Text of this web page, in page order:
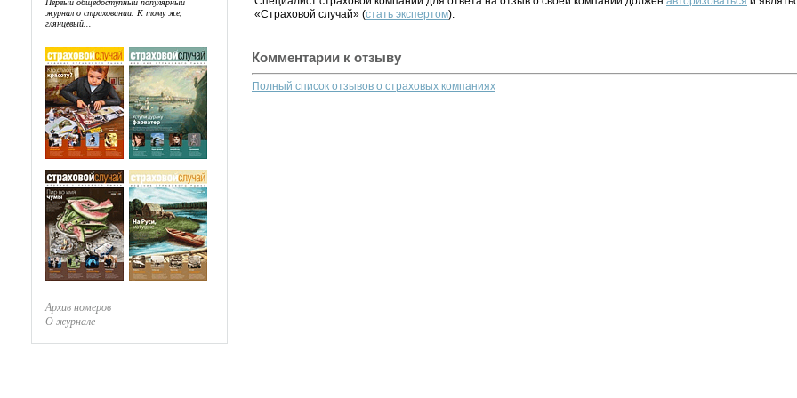
журнал о страховании. К тому же,
глянцевый...
Архив номеров
О журнале
«Страховой случай» (стать экспертом).
Комментарии к отзыву
Полный список отзывов о страховых компаниях